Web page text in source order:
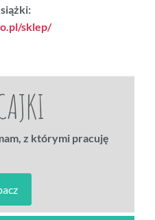
sklep/
z którymi pracuję